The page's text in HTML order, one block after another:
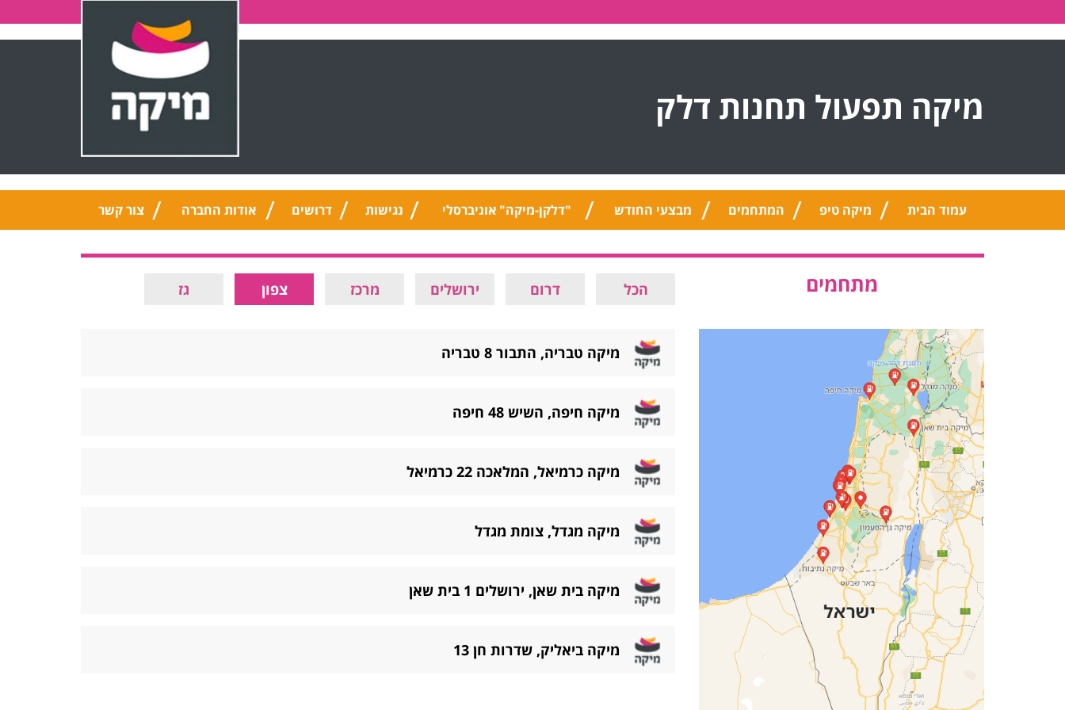
מיקה תפעול תחנות דלק
עמוד הבית מיקה טיפ המתחמים מבצעי החודש "דלקן-מיקה" אוניברסלי נגישות דרושים אודות החברה צור קשר
מתחמים הכל דרום ירושלים מרכז צפון גז
מיקה טבריה, התבור 8 טבריה
מיקה חיפה, השיש 48 חיפה
מיקה כרמיאל, המלאכה 22 כרמיאל
מיקה מגדל, צומת מגדל
מיקה בית שאן, ירושלים 1 בית שאן
מיקה ביאליק, שדרות חן 13